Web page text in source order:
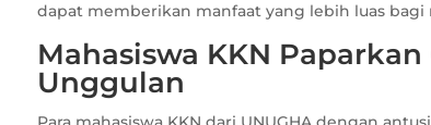
dapat memberikan manfaat yang lebih luas bagi
Mahasiswa KKN
Unggulan